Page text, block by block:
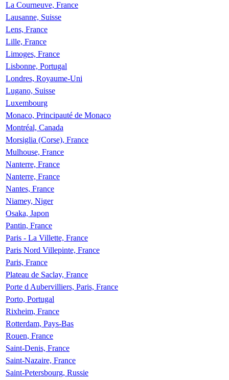
La Courneuve, France
Lausanne, Suisse
Lens, France
Lille, France
Limoges, France
Lisbonne, Portugal
Londres, Royaume-Uni
Lugano, Suisse
Luxembourg
Monaco, Principauté de Monaco
Montréal, Canada
Morsiglia (Corse), France
Mulhouse, France
Nanterre, France
Nanterre, France
Nantes, France
Niamey, Niger
Osaka, Japon
Pantin, France
Paris - La Villette, France
Paris Nord Villepinte, France
Paris, France
Plateau de Saclay, France
Porte d Aubervilliers, Paris, France
Porto, Portugal
Rixheim, France
Rotterdam, Pays-Bas
Rouen, France
Saint-Denis, France
Saint-Nazaire, France
Saint-Petersbourg, Russie